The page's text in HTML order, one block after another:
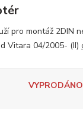
pro montáž 2DIN
Vitara 04/2005- (II)
VYPRODÁNO